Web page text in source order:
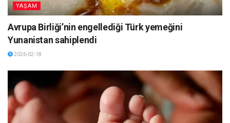
YAŞAM
Avrupa Birliği’nin engellediği Türk yemeğini
Yunanistan sahiplendi
2026-02-18